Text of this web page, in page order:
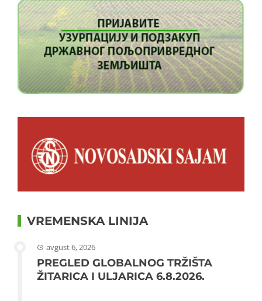
VREMENSKA LINIJA
avgust 6, 2026
PREGLED GLOBALNOG TRŽIŠTA
ŽITARICA I ULJARICA 6.8.2026.